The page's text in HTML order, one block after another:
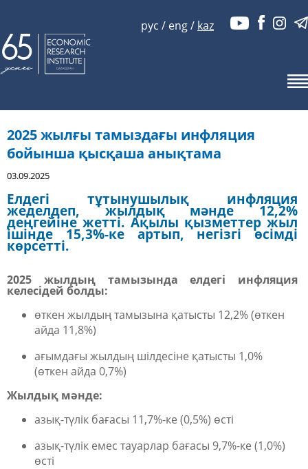
рус / eng/ kaz
2025 жылғы тамыздағы инфляция
бойынша қысқаша анықтама
03.09.2025
Елдегі тұтынушылық инфляция
жеделдеп, жылдық мәнде 12,2%
деңгейіне жетті. Ақылы қызметтер жыл
ішінде 15,3%-ке артып, негізгі өсімді
көрсетті.
2025 жылдың тамызында елдегі инфляция
келесідей болды:
өткен жылдың тамызына қатысты 12,2%(өткен
айда 11,8%)
ағымдағы жылдың шілдесіне қатысты 1,0%
(өткен айда 0,7%)
Жылдық мәнде:
азық-түлік бағасы 11,7%-ке (0,5%) өсті
азық-түлік емес тауарлар бағасы 9,7%-ке (1,0%)
өсті